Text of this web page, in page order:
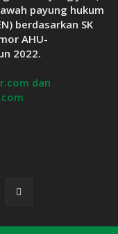
payung hukum
berdasarkan SK
AHU-
2022.
dan